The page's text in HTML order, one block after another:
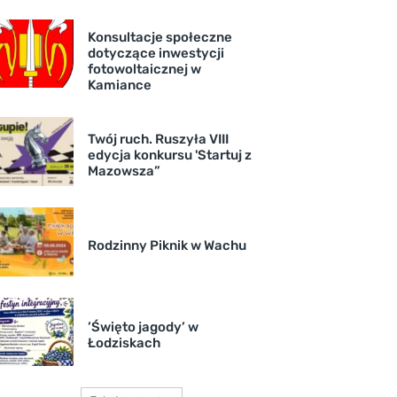
Konsultacje społeczne
dotyczące inwestycji
fotowoltaicznej w
Kamiance
Twój ruch. Ruszyła VIII
edycja konkursu 'Startuj z
Mazowsza”
Rodzinny Piknik w Wachu
’Święto jagody’ w
Łodziskach